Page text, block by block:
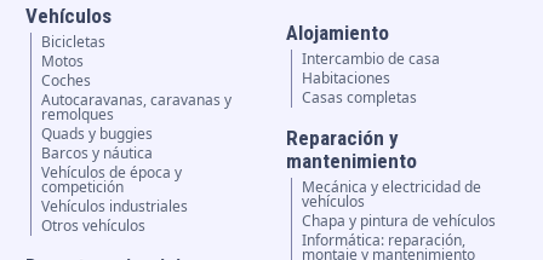
Vehículos
Bicicletas
Motos
Coches
Autocaravanas, caravanas y
remolques
Quads y buggies
Barcos y náutica
Vehículos de época y
competición
Vehículos industriales
Otros vehículos
Alojamiento
Intercambio de casa
Habitaciones
Casas completas
Reparación y
mantenimiento
Mecánica y electricidad de
vehículos
Chapa y pintura de vehículos
Informática: reparación,
montaje y mantenimiento